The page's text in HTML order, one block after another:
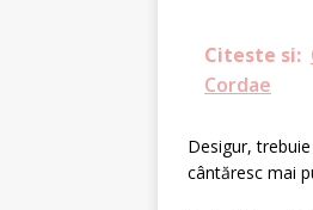
Citeste si:
Cordae
Desigur,
cântăresc mai